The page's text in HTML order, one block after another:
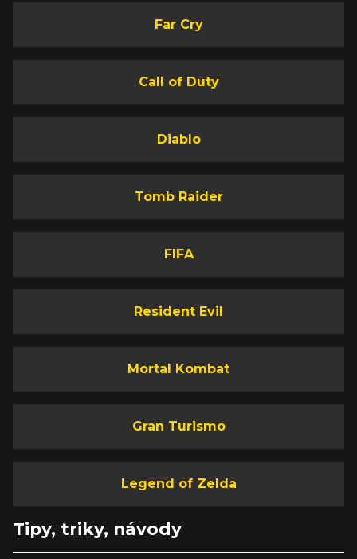
Far Cry
Call of Duty
Diablo
Tomb Raider
FIFA
Resident Evil
Mortal Kombat
Gran Turismo
Legend of Zelda
Tipy, triky, návody